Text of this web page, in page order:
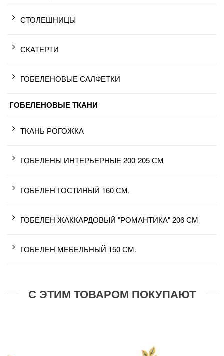
СТОЛЕШНИЦЫ
СКАТЕРТИ
ГОБЕЛЕНОВЫЕ САЛФЕТКИ
ГОБЕЛЕНОВЫЕ ТКАНИ
ТКАНЬ РОГОЖКА
ГОБЕЛЕНЫ ИНТЕРЬЕРНЫЕ 200-205 СМ
ГОБЕЛЕН ГОСТИНЫЙ 160 СМ.
ГОБЕЛЕН ЖАККАРДОВЫЙ "РОМАНТИКА" 206 СМ
ГОБЕЛЕН МЕБЕЛЬНЫЙ 150 СМ.
С ЭТИМ ТОВАРОМ ПОКУПАЮТ